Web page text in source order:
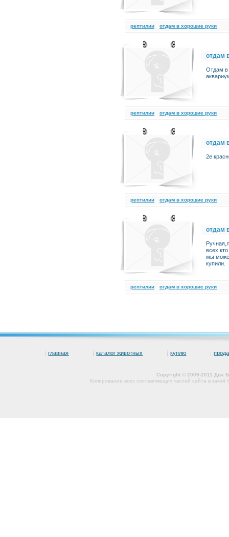
рептилии отдам в хорошие руки
отдам
Отдам в
рептилии отдам в хорошие руки
отдам
2е
рептилии отдам в хорошие руки
отдам
всех
мы
купили.
рептилии отдам в хорошие руки
главная каталог животных куплю
Copyright © 2009-2011 Два
Копирование всех составляющих частей сайта в